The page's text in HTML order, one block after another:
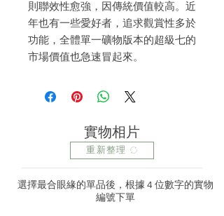
則聯效性愈強，因傳統價值較高。近
年也有一些愛好者，追求觀賞性多於
功能，全體單一礦物版本的超級七的
市場價值也急速冒起來。
實物相片
重新整理
選擇最合眼緣的單品後，根據 4 位數字的實物
編號下單